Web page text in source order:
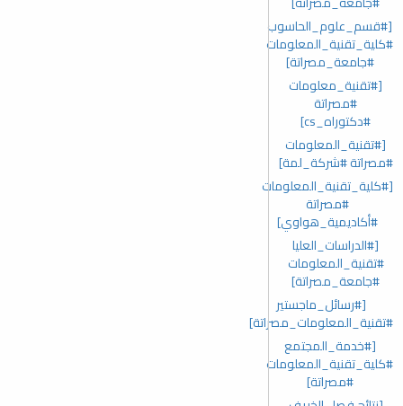
[#قسم_علوم_الحاسوب
#كلية_تقنية_المعلومات
#جامعة_مصراتة]
[#تقنية_معلومات
#مصراتة
#دكتوراه_cs]
[#تقنية_المعلومات
#مصراتة #شركة_لمة]
[#كلية_تقنية_المعلومات
#مصراتة
#أكاديمية_هواوي]
[#الدراسات_العليا
#تقنية_المعلومات
#جامعة_مصراتة]
[#رسائل_ماجستير
#تقنية_المعلومات_مصراتة]
[#خدمة_المجتمع
#كلية_تقنية_المعلومات
#مصراتة]